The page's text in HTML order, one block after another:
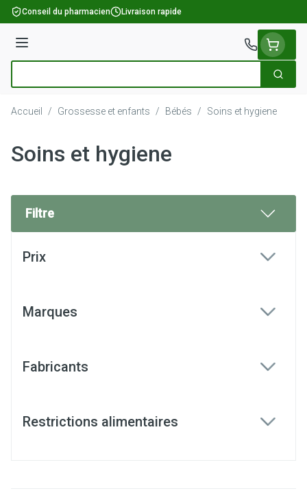
Aller au contenu
Conseil du pharmacien Livraison rapide
Menu
Accueil / Grossesse et enfants / Bébés / Soins et hygiene
Soins et hygiene
Filtre
Prix
Marques
Fabricants
Restrictions alimentaires